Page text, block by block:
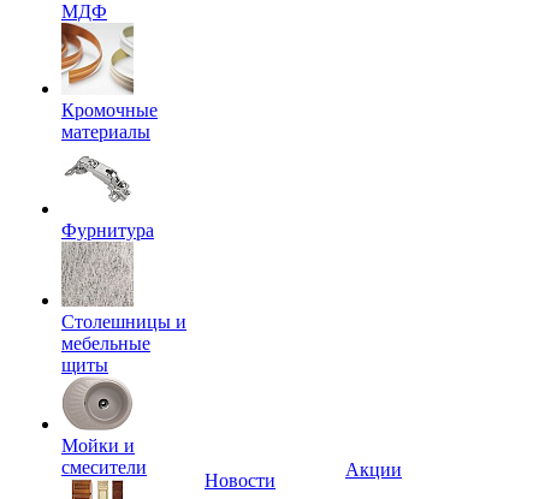
МДФ
Кромочные
материалы
Фурнитура
Столешницы и
мебельные
щиты
Мойки и
смесители
Новости
Акции